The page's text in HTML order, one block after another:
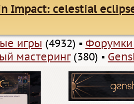
Impact: celestial
игры (4932) ▪
мастеринг(380) ▪